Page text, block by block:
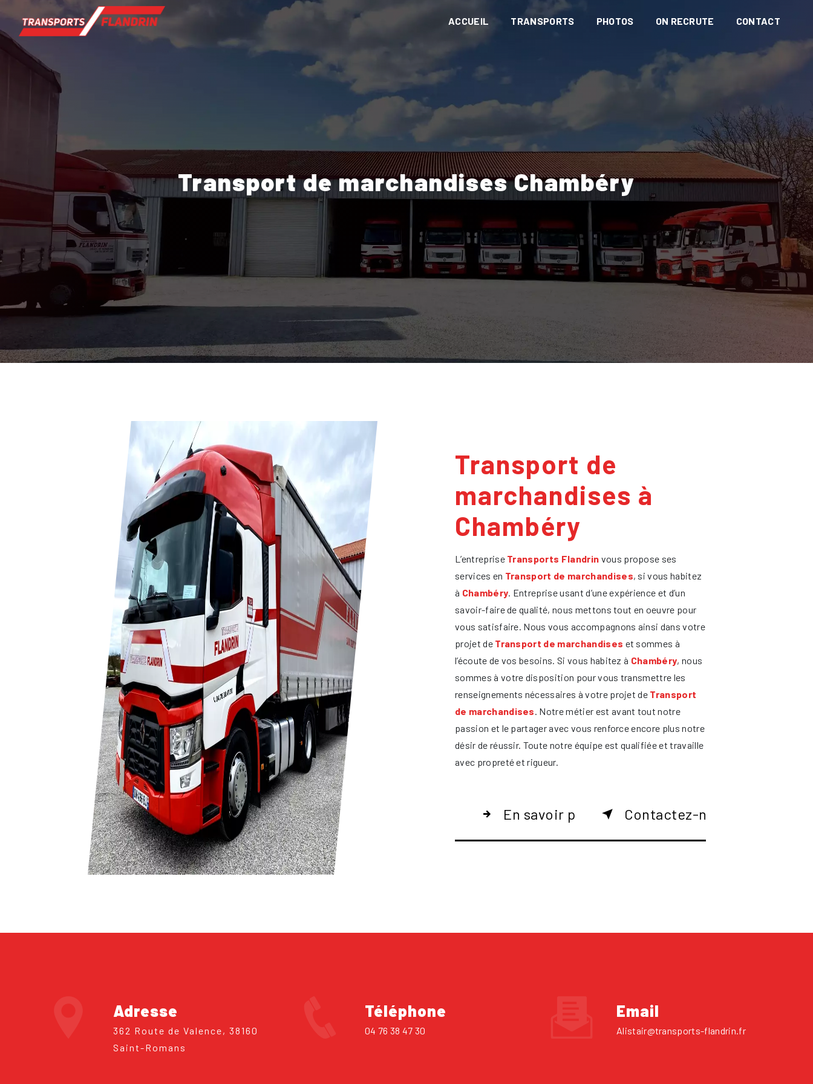
ACCUEIL TRANSPORTS PHOTOS ON RECRUTE CONTACT
Transport de marchandises Chambéry
Transport de
marchandises à
Chambéry
L’entreprise Transports Flandrin vous propose ses
services en Transport de marchandises, si vous habitez
à Chambéry. Entreprise usant d’une expérience et d’un
savoir-faire de qualité, nous mettons tout en oeuvre pour
vous satisfaire. Nous vous accompagnons ainsi dans votre
projet de Transport de marchandises et sommes à
l’écoute de vos besoins. Si vous habitez à Chambéry, nous
sommes à votre disposition pour vous transmettre les
renseignements nécessaires à votre projet de Transport
de marchandises. Notre métier est avant tout notre
passion et le partager avec vous renforce encore plus notre
désir de réussir. Toute notre équipe est qualifiée et travaille
avec propreté et rigueur.
En savoir plus Contactez-nous
Adresse
362 Route de Valence, 38160
Saint-Romans
Téléphone
04 76 38 47 30
Email
alistair@transports-flandrin.fr
Panneau de gestion des cookies